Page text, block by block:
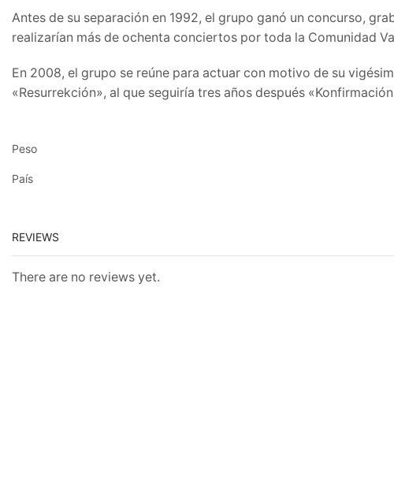
Antes de su separación en 1992, el grupo ganó un concurso,
realizarían más de ochenta conciertos por toda la Comunidad
En 2008, el grupo se reúne para actuar con motivo de su
«Resurrekción», al que seguiría tres años después
Peso
País
REVIEWS
There are no reviews yet.